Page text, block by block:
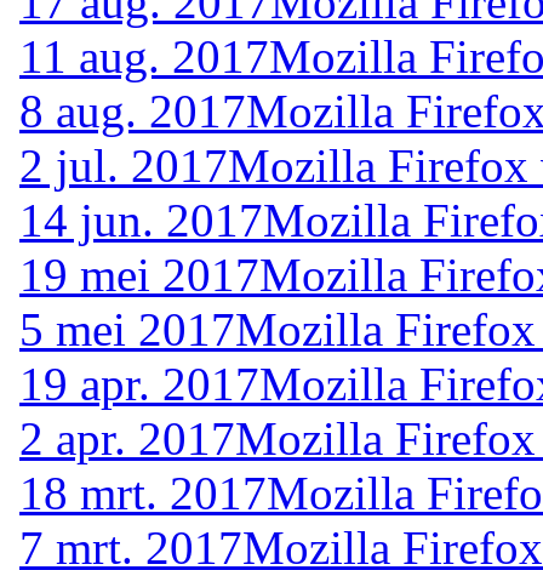
11 aug. 2017Mozilla
8 aug. 2017Mozilla
2 jul. 2017Mozilla Firefox
14 jun. 2017Mozilla
19 mei 2017Mozilla
5 mei 2017Mozilla
19 apr. 2017Mozilla
2 apr. 2017Mozilla
18 mrt. 2017Mozilla
7 mrt. 2017Mozilla